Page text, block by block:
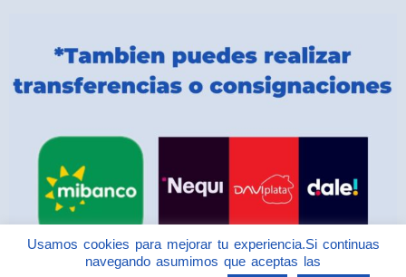
Usamos cookies para mejorar tu experiencia.Si continuas
navegando asumimos que aceptas las